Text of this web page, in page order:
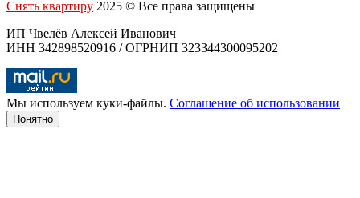
Снять квартиру 2025 © Все права защищены
ИП Чвелёв Алексей Иванович
ИНН 342898520916 / ОГРНИП 323344300095202
Мы используем куки-файлы. Соглашение об использовании
Понятно